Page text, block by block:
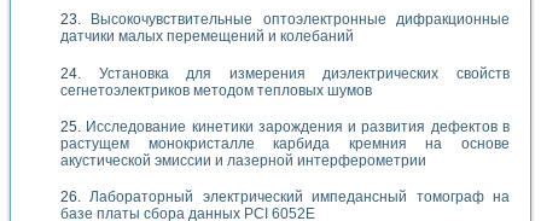
Высокочувствительные оптоэлектронные дифракционные
датчики малых перемещений и колебаний
Установка для измерения диэлектрических свойств
сегнетоэлектриков методом тепловых шумов
Исследование кинетики зарождения и развития дефектов в
растущем монокристалле карбида кремния на основе
акустической эмиссии и лазерной интерферометрии
Лабораторный электрический импедансный томограф на
базе платы сбора данных PCI 6052E